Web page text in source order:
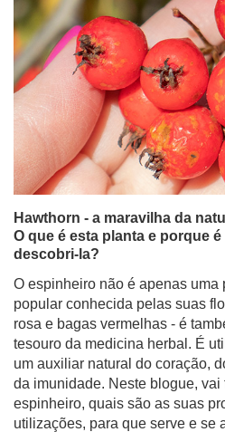
Hawthorn - a maravilha da
O que é esta planta e porque
descobri-la?
O espinheiro não é apenas uma
popular conhecida pelas suas
rosa e bagas vermelhas - é
tesouro da medicina herbal. É
um auxiliar natural do coração,
da imunidade. Neste blogue, vai
espinheiro, quais são as suas
utilizações, para que serve e se